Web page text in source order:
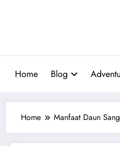
Home Blog
Home Manfaat Daun